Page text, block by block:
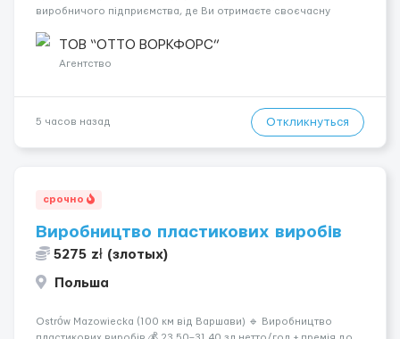
виробничого підприємства, де Ви отримаєте своєчасну
підібрати посаду відповідно до Ваших навичок
Локація: Мисловіце Форма пр...
ТОВ “ОТТО ВОРКФОРС”
Агентство
5 часов назад Откликнуться
срочно
Виробництво пластикових виробів
5275 zł (злотых)
Польша
Ostrów Mazowiecka (100 км від Варшави) 🔹 Виробництво